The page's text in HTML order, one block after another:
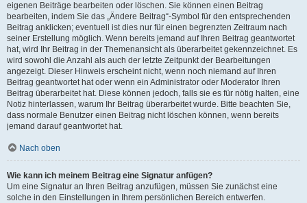
eigenen Beiträge bearbeiten oder löschen. Sie können einen Beitrag
bearbeiten, indem Sie das „Ändere Beitrag“-Symbol für den entsprechenden
Beitrag anklicken; eventuell ist dies nur für einen begrenzten Zeitraum nach
seiner Erstellung möglich. Wenn bereits jemand auf Ihren Beitrag geantwortet
hat, wird Ihr Beitrag in der Themenansicht als überarbeitet gekennzeichnet. Es
wird sowohl die Anzahl als auch der letzte Zeitpunkt der Bearbeitungen
angezeigt. Dieser Hinweis erscheint nicht, wenn noch niemand auf Ihren
Beitrag geantwortet hat oder wenn ein Administrator oder Moderator Ihren
Beitrag überarbeitet hat. Diese können jedoch, falls sie es für nötig halten, eine
Notiz hinterlassen, warum Ihr Beitrag überarbeitet wurde. Bitte beachten Sie,
dass normale Benutzer einen Beitrag nicht löschen können, wenn bereits
jemand darauf geantwortet hat.
Nach oben
Wie kann ich meinem Beitrag eine Signatur anfügen?
Um eine Signatur an Ihren Beitrag anzufügen, müssen Sie zunächst eine
solche in den Einstellungen in Ihrem persönlichen Bereich entwerfen.